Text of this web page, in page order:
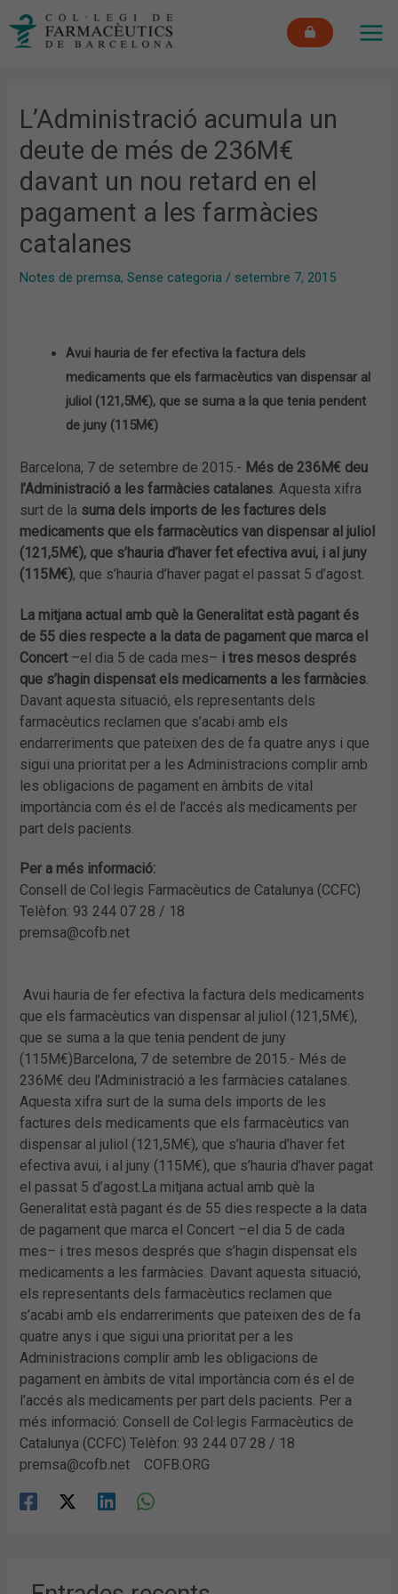
L’Administració acumula un
deute de més de 236M€
davant un nou retard en el
pagament a les farmàcies
catalanes
Notes de premsa,Sense categoria / setembre 7, 2015
Avui hauria de fer efectiva la factura dels
medicaments que els farmacèutics van dispensar al
juliol (121,5M€), que se suma a la que tenia pendent
de juny (115M€)
Barcelona, 7 de setembre de 2015.- Més de 236M€ deu
l’Administració a les farmàcies catalanes . Aquesta xifra
surt de la suma dels imports de les factures dels
medicaments que els farmacèutics van dispensar al juliol
(121,5M€), que s’hauria d’haver fet efectiva avui, i al juny
(115M€), que s’hauria d’haver pagat el passat 5 d’agost.
La mitjana actual amb què la Generalitat està pagant és
de 55 dies respecte a la data de pagament que marca el
Concert–el dia 5 de cada mes– i tres mesos després
que s’hagin dispensat els medicaments a les farmàcies
Davant aquesta situació, els representants dels
farmacèutics reclamen que s’acabi amb els
endarreriments que pateixen des de fa quatre anys i que
sigui una prioritat per a les Administracions complir amb
les obligacions de pagament en àmbits de vital
importància com és el de l’accés als medicaments per
part dels pacients.
Per a més informació:
Consell de Col·legis Farmacèutics de Catalunya (CCFC)
Telèfon: 93 244 07 28 / 18
premsa@cofb.net
Avui hauria de fer efectiva la factura dels medicaments
que els farmacèutics van dispensar al juliol (121,5M€),
que se suma a la que tenia pendent de juny
(115M€)Barcelona, 7 de setembre de 2015.- Més de
236M€ deu l’Administració a les farmàcies catalanes.
Aquesta xifra surt de la suma dels imports de les
factures dels medicaments que els farmacèutics van
dispensar al juliol (121,5M€), que s’hauria d’haver fet
efectiva avui, i al juny (115M€), que s’hauria d’haver pagat
el passat 5 d’agost.La mitjana actual amb què la
Generalitat està pagant és de 55 dies respecte a la data
de pagament que marca el Concert –el dia 5 de cada
mes– i tres mesos després que s’hagin dispensat els
medicaments a les farmàcies. Davant aquesta situació,
els representants dels farmacèutics reclamen que
s’acabi amb els endarreriments que pateixen des de fa
quatre anys i que sigui una prioritat per a les
Administracions complir amb les obligacions de
pagament en àmbits de vital importància com és el de
l’accés als medicaments per part dels pacients. Per a
més informació: Consell de Col·legis Farmacèutics de
Catalunya (CCFC) Telèfon: 93 244 07 28 / 18
premsa@cofb.net COFB.ORG